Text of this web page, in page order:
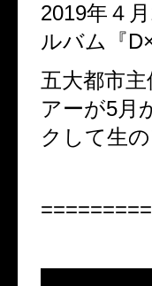
2019年４
ルバム『
五大都市
アーが5月
クして生